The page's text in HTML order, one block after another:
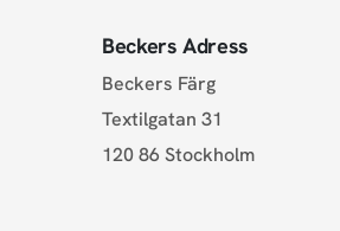
Beckers Adress
Beckers Färg
Textilgatan 31
120 86 Stockholm